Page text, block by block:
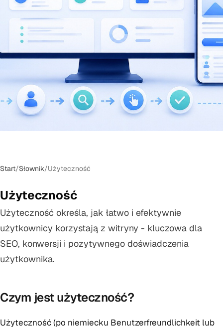
Start/Słownik/Użyteczność
Użyteczność
Użyteczność określa, jak łatwo i efektywnie
użytkownicy korzystają z witryny - kluczowa dla
SEO, konwersji i pozytywnego doświadczenia
użytkownika.
Czym jest użyteczność?
Użyteczność (po niemiecku Benutzerfreundlichkeit lub